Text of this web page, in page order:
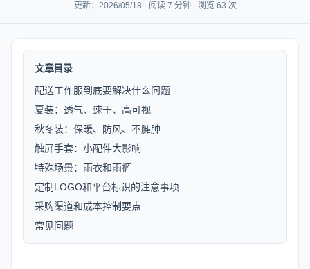
更新：2026/05/18 · 阅读 7 分钟 · 浏览 63 次
文章目录
配送工作服到底要解决什么问题
夏装：透气、速干、高可视
秋冬装：保暖、防风、不臃肿
触屏手套：小配件大影响
特殊场景：雨衣和雨裤
定制LOGO和平台标识的注意事项
采购渠道和成本控制要点
常见问题